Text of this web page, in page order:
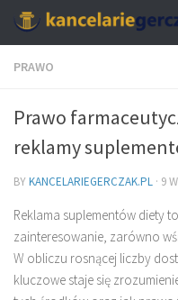
PRAWO
Prawo
reklamy
BYKANCELARIEGERCZAK.PL · 9
Reklama suplementów diety
zainteresowanie, zarówno
W obliczu rosnącej liczby
kluczowe staje się